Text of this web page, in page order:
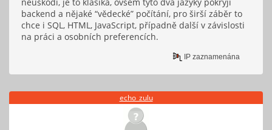
backend a nějaké “vědecké” počítání, pro širší záběr to
chce i SQL, HTML, JavaScript, případně další v závislosti
na práci a osobních preferencích.
IP zaznamenána
echo_zulu